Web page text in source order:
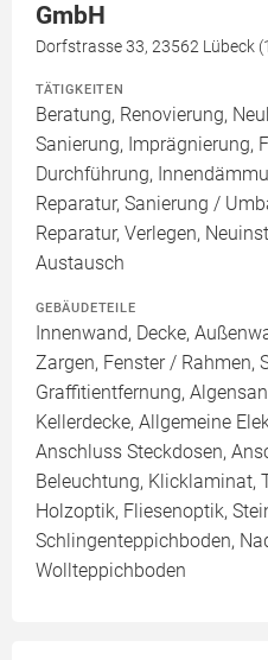
GmbH
Dorfstrasse 33, 23562 Lübeck
TÄTIGKEITEN
Beratung, Renovierung,
Sanierung, Imprägnierung,
Durchführung,
Reparatur, Sanierung /
Reparatur, Verlegen,
Austausch
GEBÄUDETEILE
Innenwand, Decke,
Zargen, Fenster / Rahmen,
Graffitientfernung,
Kellerdecke, Allgemeine
Anschluss Steckdosen,
Beleuchtung, Klicklaminat,
Holzoptik, Fliesenoptik,
Schlingenteppichboden,
Wollteppichboden